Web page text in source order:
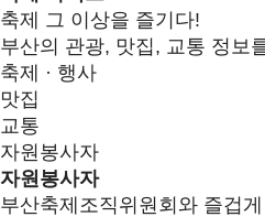
축제 그 이상을 즐기다!
부산의 관광, 맛집, 교통 정보
축제 · 행사
맛집
교통
자원봉사자
자원봉사자
부산축제조직위원회와 즐겁게